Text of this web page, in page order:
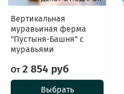
Вертикальная
муравьиная ферма
"Пустыня-Башня" с
муравьями
От2 854 руб
Выбрать